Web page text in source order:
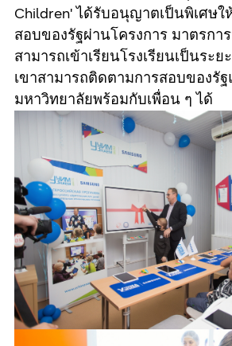
Children' ได้รับอนุญาตเป็นพิเศษใ
สอบของรัฐผ่านโครงการ มาตรกา
สามารถเข้าเรียนโรงเรียนเป็นระย
เขาสามารถติดตามการสอบของรัฐ
มหาวิทยาลัยพร้อมกับเพื่อน ๆ ได้